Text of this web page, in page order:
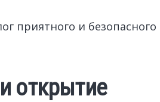
приятного и безопасного
открытие